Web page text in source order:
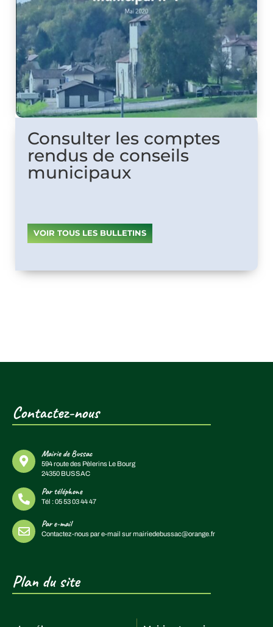
Consulter les comptes
rendus de conseils
municipaux
VOIR TOUS LES BULLETINS
Contactez-nous
Mairie de Bussac
594 route des Pèlerins Le Bourg
24350 BUSSAC
Par téléphone
Tél :05 53 03 44 47
Par e-mail
Contactez-nous par e-mail surmairiedebussac@orange.fr
Plan du site